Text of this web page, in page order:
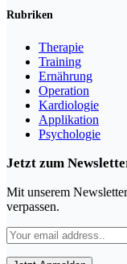
Rubriken
Therapie
Training
Ernährung
Operation
Kardiologie
Applikation
Psychologie
Jetzt zum
Mit unserem
verpassen.